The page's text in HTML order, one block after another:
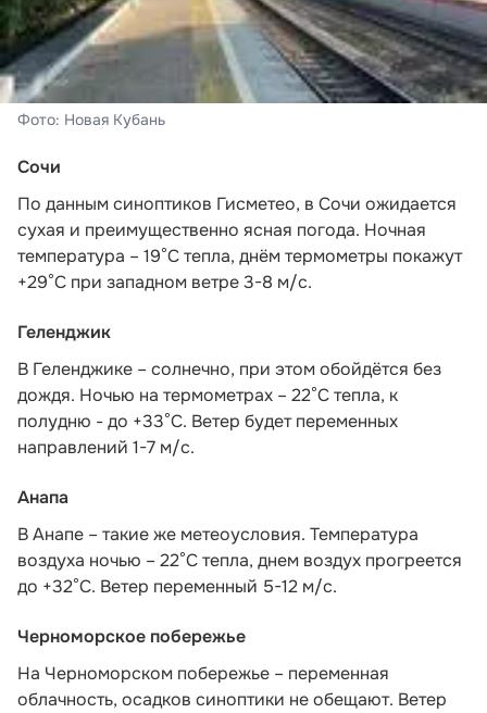
Фото: Новая Кубань
Сочи
По данным синоптиков Гисметео, в Сочи ожидается
сухая и преимущественно ясная погода. Ночная
температура – 19°C тепла, днём термометры покажут
+29°C при западном ветре 3-8 м/с.
Геленджик
В Геленджике – солнечно, при этом обойдётся без
дождя. Ночью на термометрах – 22°C тепла, к
полудню - до +33°C. Ветер будет переменных
направлений 1-7 м/с.
Анапа
В Анапе – такие же метеоусловия. Температура
воздуха ночью – 22°C тепла, днем воздух прогреется
до +32°C. Ветер переменный 5-12 м/с.
Черноморское побережье
На Черноморском побережье – переменная
облачность, осадков синоптики не обещают. Ветер